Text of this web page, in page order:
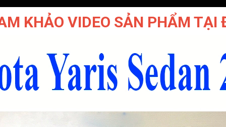
KHẢO VIDEO SẢN PHẨM TẠI